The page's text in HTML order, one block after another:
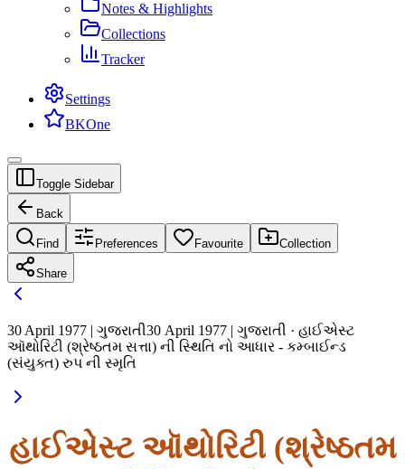
Notes & Highlights
Collections
Tracker
Settings
BKOne
Toggle Sidebar
Back
Find Preferences Favourite Collection
Share
30 April 1977 | ગુજરાતી30 April 1977 | ગુજરાતી · હાઈએસ્ટ
ઑથોરિટી (શ્રેષ્ઠતમ સત્તા) ની સ્થિતિ નો આધાર - કમ્બાઈન્ડ
(સંયુક્ત) રુપ ની સ્મૃતિ
હાઈએસ્ટ ઑથોરિટી (શ્રેષ્ઠતમ